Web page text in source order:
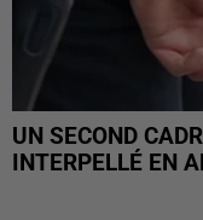
UN SECOND
INTERPELLÉ EN